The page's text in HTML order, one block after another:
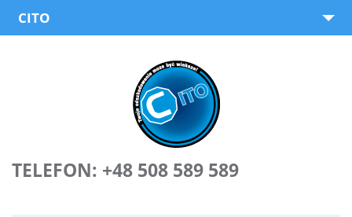
CITO
Dochodzenie odszkodowań
TELEFON: +48 508 589 589